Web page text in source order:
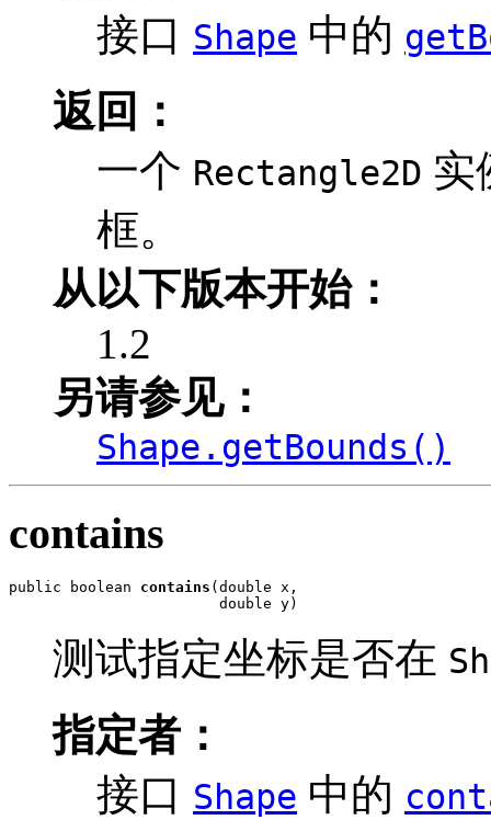
接口 Shape 中的
返回：
一个 Rectangle2D 实
框。
从以下版本开始：
1.2
另请参见：
Shape.getBounds()
contains
public boolean contains (double x,
                        double y)
测试指定坐标是否在
指定者：
接口 Shape 中的